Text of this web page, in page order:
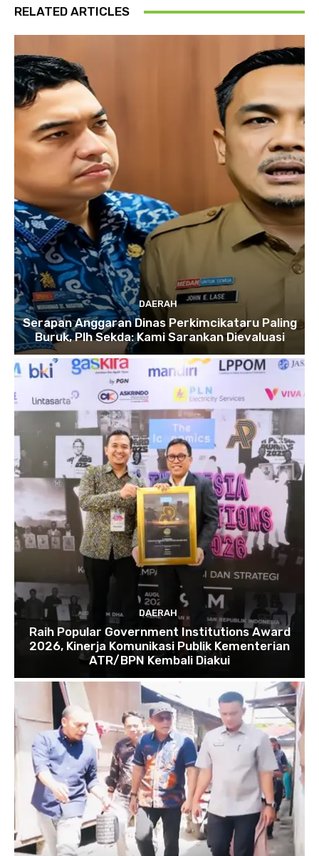
RELATED ARTICLES
DAERAH
Serapan Anggaran Dinas Perkimcikataru Paling
Buruk, Plh Sekda: Kami Sarankan Dievaluasi
DAERAH
Raih Popular Government Institutions Award
2026, Kinerja Komunikasi Publik Kementerian
ATR/BPN Kembali Diakui